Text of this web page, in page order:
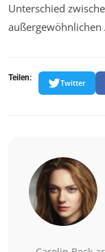
Unterschied
außergewöhnlichen
Teilen:
Twitter